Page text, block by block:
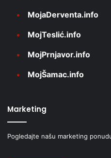
MojaDerventa.info
MojTeslić.info
MojPrnjavor.info
MojŠamac.info
Marketing
Pogledajte našu marketing